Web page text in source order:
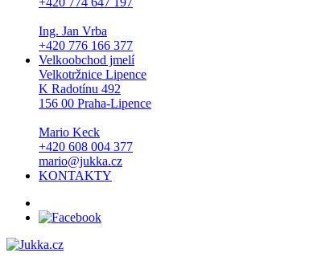
Ing. Jan Vrba
+420 776 166 377
Velkoobchod jmelí
Velkotržnice Lipence
K Radotínu 492
156 00 Praha-Lipence
Mario Keck
+420 608 004 377
mario@jukka.cz
KONTAKTY